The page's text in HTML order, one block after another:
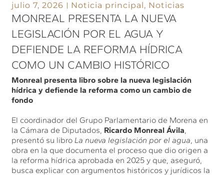
julio 7, 2026 Noticia principal, Noticias
MONREAL PRESENTA LA NUEVA
LEGISLACIÓN POR EL AGUA Y
DEFIENDE LA REFORMA HÍDRICA
COMO UN CAMBIO HISTÓRICO
Monreal presenta libro sobre la nueva legislación
hídrica y defiende la reforma como un cambio de
fondo
El coordinador del Grupo Parlamentario de Morena en
la Cámara de Diputados, Ricardo Monreal Ávila,
presentó su libroLa nueva legislación por el agua, una
obra en la que documenta el proceso que dio origen a
la reforma hídrica aprobada en 2025 y que, aseguró,
busca explicar con argumentos históricos y jurídicos la